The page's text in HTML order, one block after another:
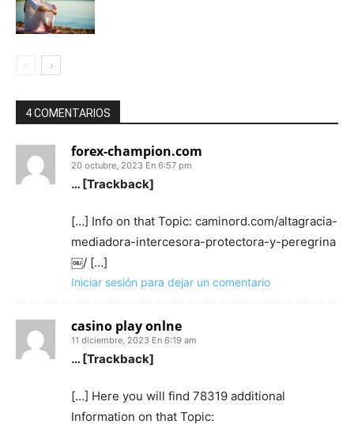
4 COMENTARIOS
forex-champion.com
20 octubre, 2023 En 6:57 pm
… [Trackback]
[…] Info on that Topic: caminord.com/altagracia-
mediadora-intercesora-protectora-y-peregrina
￼/ […]
Iniciar sesión para dejar un comentario
casino play onlne
11 diciembre, 2023 En 6:19 am
… [Trackback]
[…] Here you will find 78319 additional
Information on that Topic: